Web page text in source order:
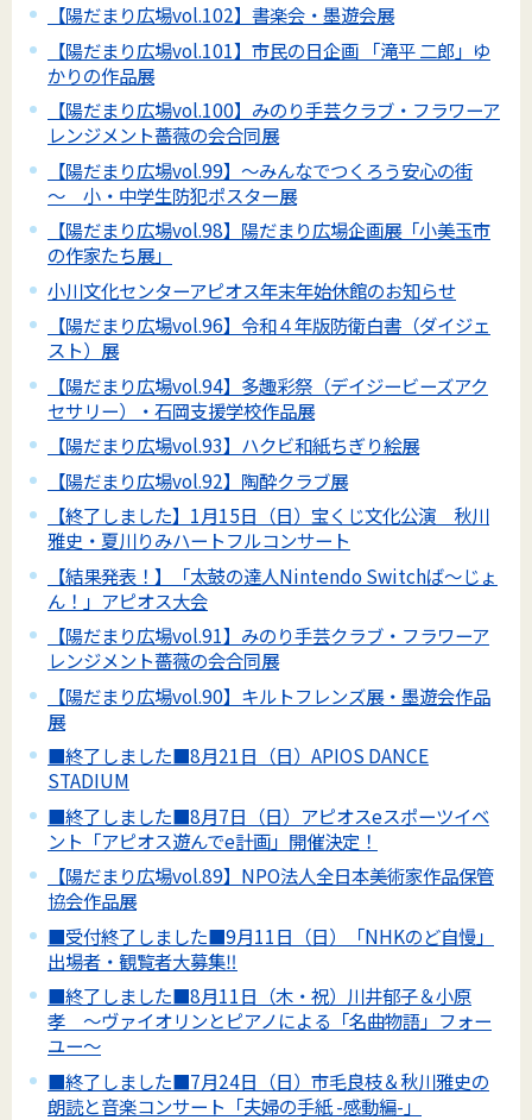
【陽だまり広場vol.102】書楽会・墨遊会展
【陽だまり広場vol.101】市民の日企画 「滝平 二郎」ゆ
かりの作品展
【陽だまり広場vol.100】みのり手芸クラブ・フラワーア
レンジメント薔薇の会合同展
【陽だまり広場vol.99】～みんなでつくろう安心の街
～ 小・中学生防犯ポスター展
【陽だまり広場vol.98】陽だまり広場企画展「小美玉市
の作家たち展」
小川文化センターアピオス年末年始休館のお知らせ
【陽だまり広場vol.96】令和４年版防衛白書（ダイジェ
スト）展
【陽だまり広場vol.94】多趣彩祭（デイジービーズアク
セサリー）・石岡支援学校作品展
【陽だまり広場vol.93】ハクビ和紙ちぎり絵展
【陽だまり広場vol.92】陶酔クラブ展
【終了しました】1月15日（日）宝くじ文化公演 秋川
雅史・夏川りみハートフルコンサート
【結果発表！】「太鼓の達人Nintendo Switchば～じょ
ん！」アピオス大会
【陽だまり広場vol.91】みのり手芸クラブ・フラワーア
レンジメント薔薇の会合同展
【陽だまり広場vol.90】キルトフレンズ展・墨遊会作品
展
■終了しました■8月21日（日）APIOS DANCE
STADIUM
■終了しました■8月7日（日）アピオスeスポーツイベ
ント「アピオス遊んでe計画」開催決定！
【陽だまり広場vol.89】NPO法人全日本美術家作品保管
協会作品展
■受付終了しました■9月11日（日）「NHKのど自慢」
出場者・観覧者大募集‼
■終了しました■8月11日（木・祝）川井郁子＆小原
孝 ～ヴァイオリンとピアノによる「名曲物語」フォー
ユー～
■終了しました■7月24日（日）市毛良枝＆秋川雅史の
朗読と音楽コンサート「夫婦の手紙 -感動編-」